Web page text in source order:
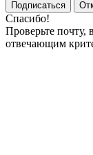
Подписаться
Спасибо!
Проверьте почту,
отвечающим